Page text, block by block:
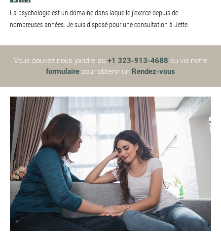
La psychologie est un domaine dans laquelle j’exerce depuis de
nombreuses années. Je suis disposé pour une consultation à Jette.
Vous pouvez nous joindre au +1 323-913-4688 ou via notre
formulaire pour obtenir un Rendez-vous